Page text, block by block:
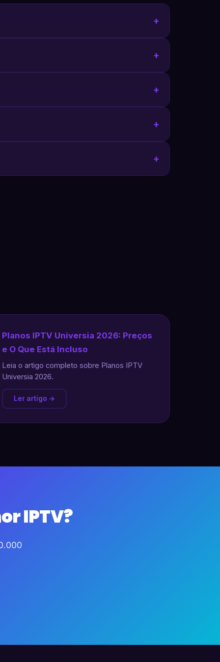
Planos IPTV Universia 2026: Preços
e O Que Está Incluso
Leia o artigo completo sobre Planos IPTV
Universia 2026.
Ler artigo →
IPTV?